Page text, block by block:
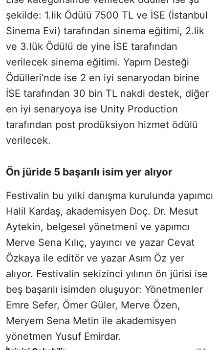
şekilde: 1.lik Ödülü 7500 TL ve İSE (İstanbul
Sinema Evi) tarafından sinema eğitimi, 2.lik
ve 3.lük Ödülü de yine İSE tarafından
verilecek sinema eğitimi. Yapım Desteği
Ödülleri’nde ise 2 en iyi senaryodan birine
İSE tarafından 30 bin TL nakdi destek, diğer
en iyi senaryoya ise Unity Production
tarafından post prodüksiyon hizmet ödülü
verilecek.
Ön jüride 5 başarılı isim yer alıyor
Festivalin bu yılki danışma kurulunda yapımcı
Halil Kardaş, akademisyen Doç. Dr. Mesut
Aytekin, belgesel yönetmeni ve yapımcı
Merve Sena Kılıç, yayıncı ve yazar Cevat
Özkaya ile editör ve yazar Asım Öz yer
alıyor. Festivalin sekizinci yılının ön jürisi ise
beş başarılı isimden oluşuyor: Yönetmenler
Emre Sefer, Ömer Güler, Merve Özen,
Meryem Sena Metin ile akademisyen
yönetmen Yusuf Emirdar.